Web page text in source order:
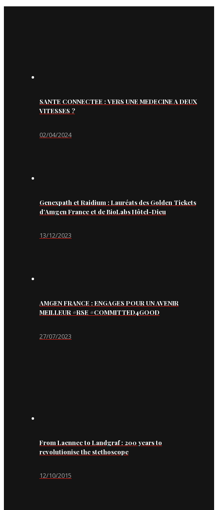
SANTE CONNECTEE : VERS UNE MEDECINE A DEUX
VITESSES ?
02/04/2024
Genexpath et Raidium : Lauréats des Golden Tickets
d’Amgen France et de BioLabs Hôtel-Dieu
13/12/2023
AMGEN FRANCE : ENGAGES POUR UN AVENIR
MEILLEUR #RSE #COMMITTED4GOOD
27/07/2023
From Laennec to Landgraf : 200 years to
revolutionise the stethoscope
12/10/2015